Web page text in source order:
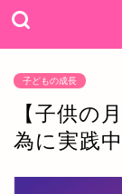
子どもの成長
【子供の
為に実践